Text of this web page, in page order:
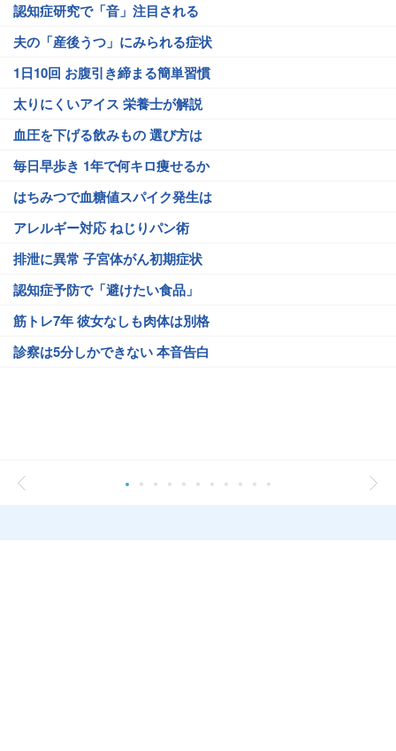
認知症研究で「音」注目される
夫の「産後うつ」にみられる症状
1日10回 お腹引き締まる簡単習慣
太りにくいアイス 栄養士が解説
血圧を下げる飲みもの 選び方は
毎日早歩き 1年で何キロ痩せるか
はちみつで血糖値スパイク発生は
アレルギー対応 ねじりパン術
排泄に異常 子宮体がん初期症状
認知症予防で「避けたい食品」
筋トレ7年 彼女なしも肉体は別格
診察は5分しかできない 本音告白